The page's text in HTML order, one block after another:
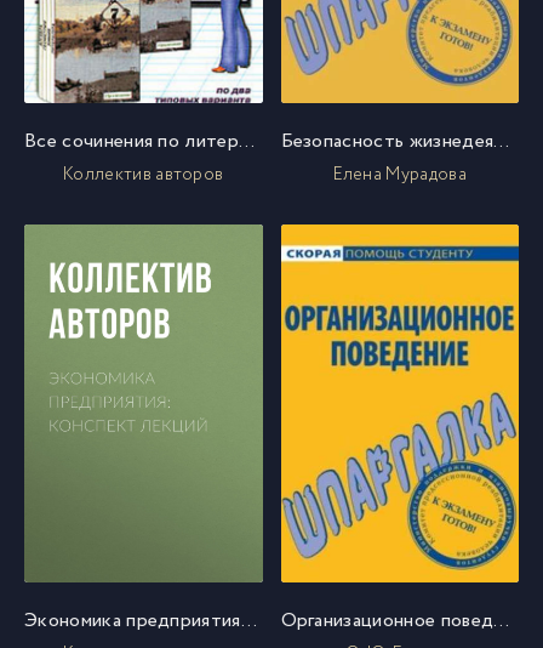
Все сочинения по литературе за 7 класс
Коллектив авторов
Безопасность жизнедеятельности. Шпаргалка
Елена Мурадова
Экономика предприятия: конспект лекций Организационное поведение. Шпаргалка